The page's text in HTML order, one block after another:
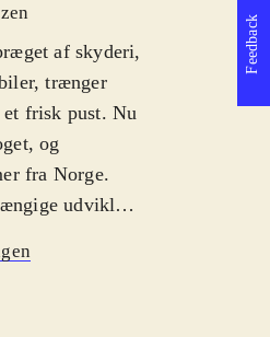
af skyderi,
trænger
frisk pust. Nu
og
fra Norge.
udvikler
Feedback